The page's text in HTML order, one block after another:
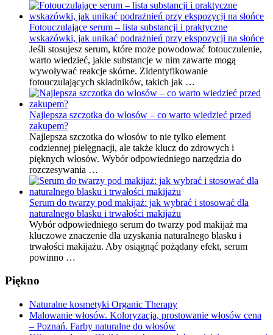
Fotouczulające serum – lista substancji i praktyczne
wskazówki, jak unikać podrażnień przy ekspozycji na słońce
Jeśli stosujesz serum, które może powodować fotouczulenie,
warto wiedzieć, jakie substancje w nim zawarte mogą
wywoływać reakcje skórne. Zidentyfikowanie
fotouczulających składników, takich jak …
Najlepsza szczotka do włosów – co warto wiedzieć przed
zakupem?
Najlepsza szczotka do włosów to nie tylko element
codziennej pielęgnacji, ale także klucz do zdrowych i
pięknych włosów. Wybór odpowiedniego narzędzia do
rozczesywania …
Serum do twarzy pod makijaż: jak wybrać i stosować dla
naturalnego blasku i trwałości makijażu
Wybór odpowiedniego serum do twarzy pod makijaż ma
kluczowe znaczenie dla uzyskania naturalnego blasku i
trwałości makijażu. Aby osiągnąć pożądany efekt, serum
powinno …
Piękno
Naturalne kosmetyki Organic Therapy
Malowanie włosów. Koloryzacja, prostowanie włosów cena
– Poznań. Farby naturalne do włosów